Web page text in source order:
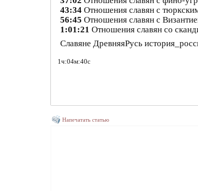
43:34 Отношения славян с
56:45 Отношения славян с
1:01:21 Отношения славян со
Славяне ДревняяРусь
1ч:04м:40с
Напечатать статью